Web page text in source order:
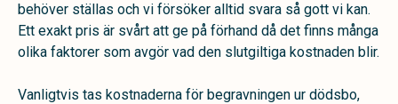
behöver ställas och vi försöker alltid svara så gott vi kan.
Ett exakt pris är svårt att ge på förhand då det finns många
olika faktorer som avgör vad den slutgiltiga kostnaden blir.
Vanligtvis tas kostnaderna för begravningen ur dödsbo,